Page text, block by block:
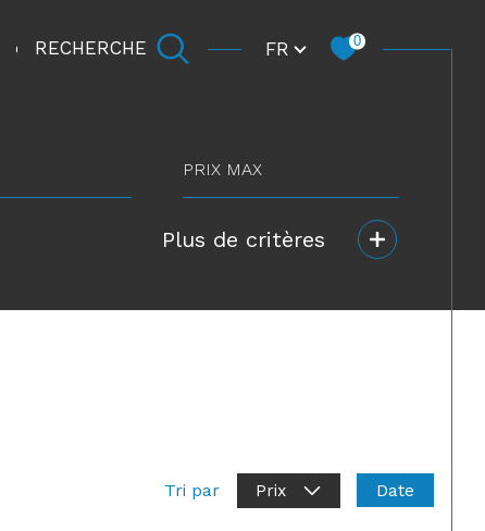
CARRIÈRE
RECHERCHE Langue
FR 0
max
Plus de critères
Tri par Prix Date